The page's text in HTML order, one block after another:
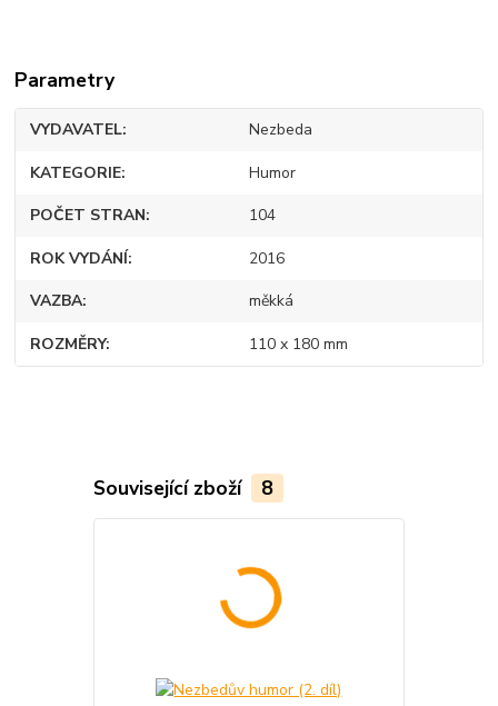
Parametry
VYDAVATEL Nezbeda
KATEGORIE Humor
POČET STRAN 104
ROK VYDÁNÍ 2016
VAZBA měkká
ROZMĚRY 110 x 180 mm
Související zboží 8